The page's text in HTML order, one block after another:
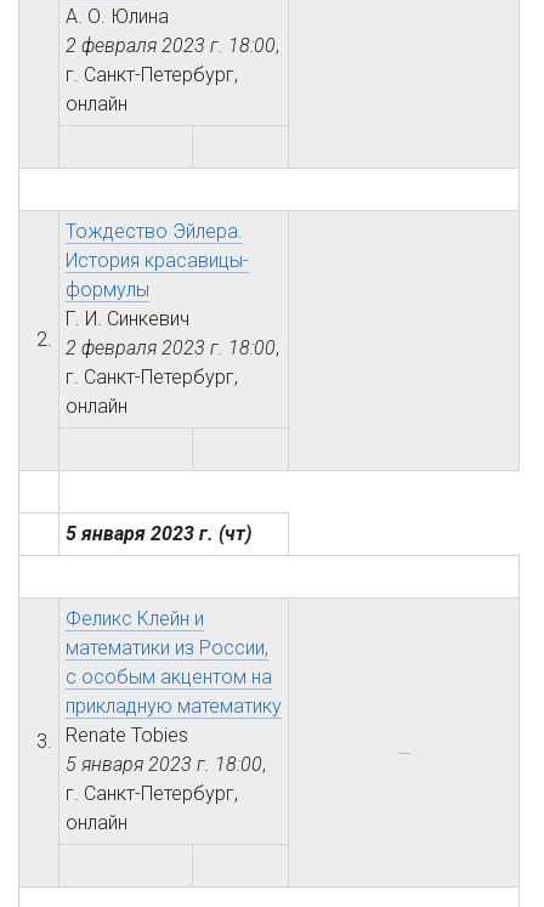
А. О. Юлина
2 февраля 2023 г. 18:00,
г. Санкт-Петербург,
онлайн
2.
Тождество Эйлера.
История красавицы-
формулы
Г. И. Синкевич
2 февраля 2023 г. 18:00,
г. Санкт-Петербург,
онлайн
5 января 2023 г. (чт)
3.
Феликс Клейн и
математики из России,
с особым акцентом на
прикладную математику
Renate Tobies
5 января 2023 г. 18:00,
г. Санкт-Петербург,
онлайн